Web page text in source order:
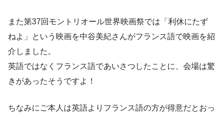
また第37回モントリオール世界映画祭では「利休にたず
ねよ」という映画を中谷美紀さんがフランス語で映画を紹
介しました。
英語ではなくフランス語であいさつしたことに、会場は驚
きがあったそうですよ！
ちなみにご本人は英語よりフランス語の方が得意だとおっ